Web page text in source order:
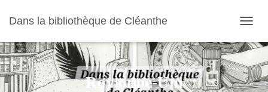
Dans la bibliothèque de Cléanthe
LA
Royaume-Uni